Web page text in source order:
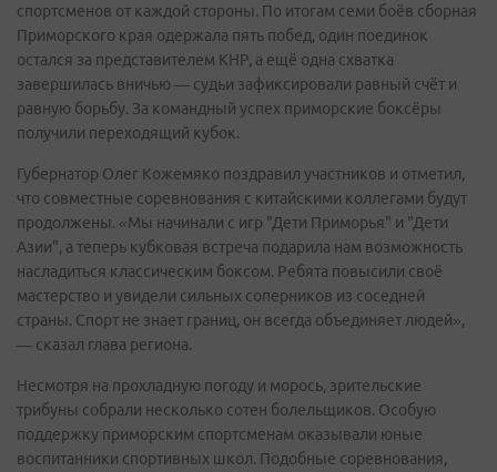
спортсменов от каждой стороны. По итогам семи боёв сборная
Приморского края одержала пять побед, один поединок
остался за представителем КНР, а ещё одна схватка
завершилась вничью — судьи зафиксировали равный счёт и
равную борьбу. За командный успех приморские боксёры
получили переходящий кубок.
Губернатор Олег Кожемяко поздравил участников и отметил,
что совместные соревнования с китайскими коллегами будут
продолжены. «Мы начинали с игр "Дети Приморья" и "Дети
Азии", а теперь кубковая встреча подарила нам возможность
насладиться классическим боксом. Ребята повысили своё
мастерство и увидели сильных соперников из соседней
страны. Спорт не знает границ, он всегда объединяет людей»,
— сказал глава региона.
Несмотря на прохладную погоду и морось, зрительские
трибуны собрали несколько сотен болельщиков. Особую
поддержку приморским спортсменам оказывали юные
воспитанники спортивных школ. Подобные соревнования,